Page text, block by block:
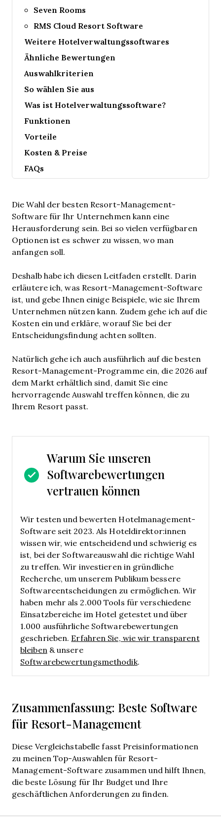
Seven Rooms
RMS Cloud Resort Software
Weitere Hotelverwaltungssoftwares
Ähnliche Bewertungen
Auswahlkriterien
So wählen Sie aus
Was ist Hotelverwaltungssoftware?
Funktionen
Vorteile
Kosten & Preise
FAQs
Die Wahl der besten Resort-Management-
Software für Ihr Unternehmen kann eine
Herausforderung sein. Bei so vielen verfügbaren
Optionen ist es schwer zu wissen, wo man
anfangen soll.
Deshalb habe ich diesen Leitfaden erstellt. Darin
erläutere ich, was Resort-Management-Software
ist, und gebe Ihnen einige Beispiele, wie sie Ihrem
Unternehmen nützen kann. Zudem gehe ich auf die
Kosten ein und erkläre, worauf Sie bei der
Entscheidungsfindung achten sollten.
Natürlich gehe ich auch ausführlich auf die besten
Resort-Management-Programme ein, die 2026 auf
dem Markt erhältlich sind, damit Sie eine
hervorragende Auswahl treffen können, die zu
Ihrem Resort passt.
Warum Sie unseren
Softwarebewertungen
vertrauen können
Wir testen und bewerten Hotelmanagement-
Software seit 2023. Als Hoteldirektor:innen
wissen wir, wie entscheidend und schwierig es
ist, bei der Softwareauswahl die richtige Wahl
zu treffen. Wir investieren in gründliche
Recherche, um unserem Publikum bessere
Softwareentscheidungen zu ermöglichen. Wir
haben mehr als 2.000 Tools für verschiedene
Einsatzbereiche im Hotel getestet und über
1.000 ausführliche Softwarebewertungen
geschrieben. Erfahren Sie, wie wir transparent
bleiben & unsere
Softwarebewertungsmethodik.
Zusammenfassung: Beste Software
für Resort-Management
Diese Vergleichstabelle fasst Preisinformationen
zu meinen Top-Auswahlen für Resort-
Management-Software zusammen und hilft Ihnen,
die beste Lösung für Ihr Budget und Ihre
geschäftlichen Anforderungen zu finden.